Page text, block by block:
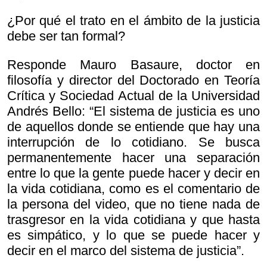
¿Por qué el trato en el ámbito de la justicia
debe ser tan formal?
Responde Mauro Basaure, doctor en
filosofía y director del Doctorado en Teoría
Crítica y Sociedad Actual de la Universidad
Andrés Bello: “El sistema de justicia es uno
de aquellos donde se entiende que hay una
interrupción de lo cotidiano. Se busca
permanentemente hacer una separación
entre lo que la gente puede hacer y decir en
la vida cotidiana, como es el comentario de
la persona del video, que no tiene nada de
trasgresor en la vida cotidiana y que hasta
es simpático, y lo que se puede hacer y
decir en el marco del sistema de justicia”.